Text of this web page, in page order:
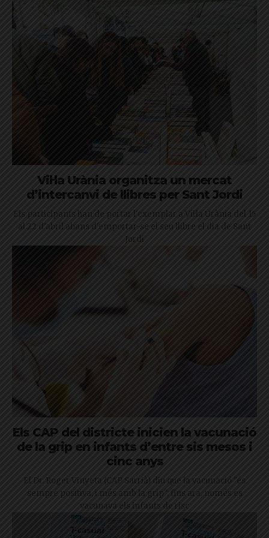
Vil·la Urània organitza un mercat
d’intercanvi de llibres per Sant Jordi
Els participants han de portar l'exemplar a Vil·la Urània del 15
al 22 d'abril abans d'emportar-se el seu llibre el dia de Sant
Jordi
Els CAP del districte inicien la vacunació
de la grip en infants d’entre sis mesos i
cinc anys
El Dr. Roger Vinyeta (CAP Sarrià) diu que la vacunació "és
sempre positiva, i més amb la grip"; fins ara, només es
vacunava els infants de risc